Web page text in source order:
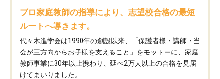
プロ家庭教師の指導により、志望校合格の最短
ルートへ導きます。
代々木進学会は1990年の創設以来、「保護者様・講師・当
会が三方向からお子様を支えること」をモットーに、家庭
教師事業に30年以上携わり、延べ2万人以上の合格を見届
けてまいりました。